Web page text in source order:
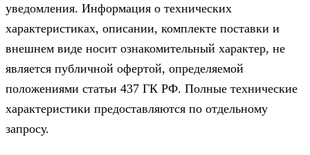
уведомления. Информация о технических
характеристиках, описании, комплекте поставки и
внешнем виде носит ознакомительный характер, не
является публичной офертой, определяемой
положениями статьи 437 ГК РФ. Полные технические
характеристики предоставляются по отдельному
запросу.